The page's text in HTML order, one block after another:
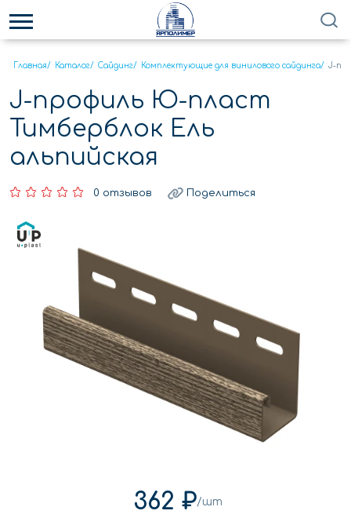
Главная/ Каталог/ Сайдинг/ Комплектующие для винилового сайдинга/ J-
J-профиль Ю-пласт
Тимберблок Ель
альпийская
0 отзывов Поделиться
362 ₽/шт